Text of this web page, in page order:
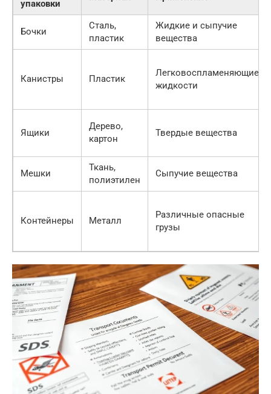
упаковки
Бочки
Сталь,
пластик
Жидкие и сыпучие
вещества
Канистры Пластик
Легковоспламеняющиеся
жидкости
Ящики
Дерево,
картон
Твердые вещества
Мешки
Ткань,
полиэтилен
Сыпучие вещества
Контейнеры Металл
Различные опасные
грузы